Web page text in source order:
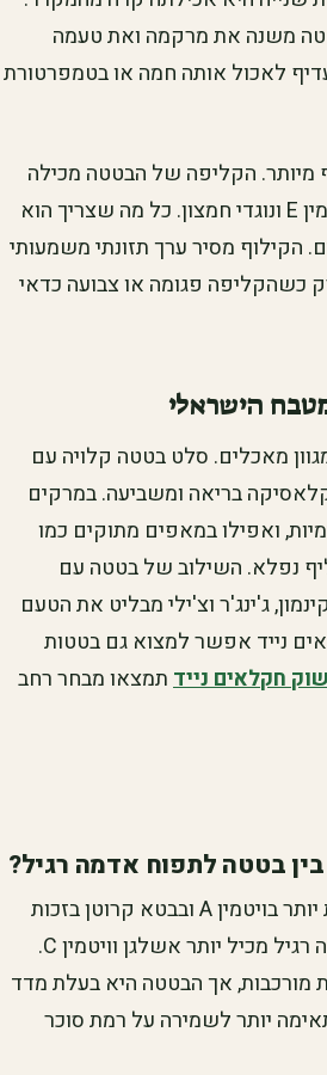
משנה את מרקמה ואת טעמה
לאכול אותה חמה או בטמפרטורת
מיותר. הקליפה של הבטטה מכילה
ריכוז גבוה של סיבים, ויטמין E ונוגדי חמצון. כל מה שצריך הוא
הקילוף מסיר ערך תזונתי משמעותי
כשהקליפה פגומה או צבועה כדאי
הישראלי
מאכלים. סלט בטטה קלויה עם
בריאה ומשביעה. במרקים
ואפילו במאפים מתוקים כמו
נפלא. השילוב של בטטה עם
ג'ינג'ר וצ'ילי מבליט את הטעם
נייד אפשר למצוא גם בטטות
חקלאים ניידתמצאו מבחר רחב
בטטה לתפוח אדמה רגיל?
בטטה עשירה משמעותית יותר בויטמין A ובבטא קרוטן בזכות
הצבע הכתום. תפוח אדמה רגיל מכיל יותר אשלגן וויטמין C.
מורכבות, אך הבטטה היא בעלת מדד
יותר לשמירה על רמת סוכר